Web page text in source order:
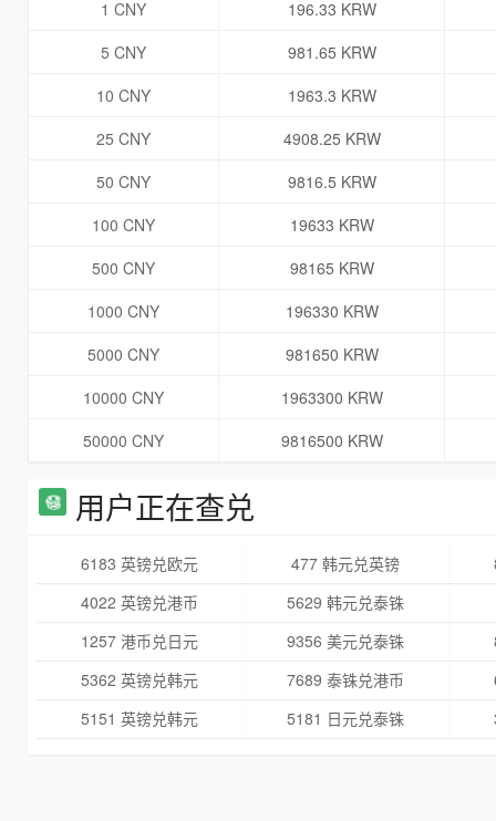
1 CNY
196.33 KRW
5 CNY
981.65 KRW
10 CNY
1963.3 KRW
25 CNY
4908.25 KRW
50 CNY
9816.5 KRW
100 CNY
19633 KRW
500 CNY
98165 KRW
1000 CNY
196330 KRW
5000 CNY
981650 KRW
10000 CNY
1963300 KRW
50000 CNY
9816500 KRW
用户正在查兑
6183 英镑兑欧元 477 韩元兑英镑
4022 英镑兑港币
5629 韩元兑泰铢
1257 港币兑日元
9356 美元兑泰铢
5362 英镑兑韩元
7689 泰铢兑港币
5151 英镑兑韩元
5181 日元兑泰铢